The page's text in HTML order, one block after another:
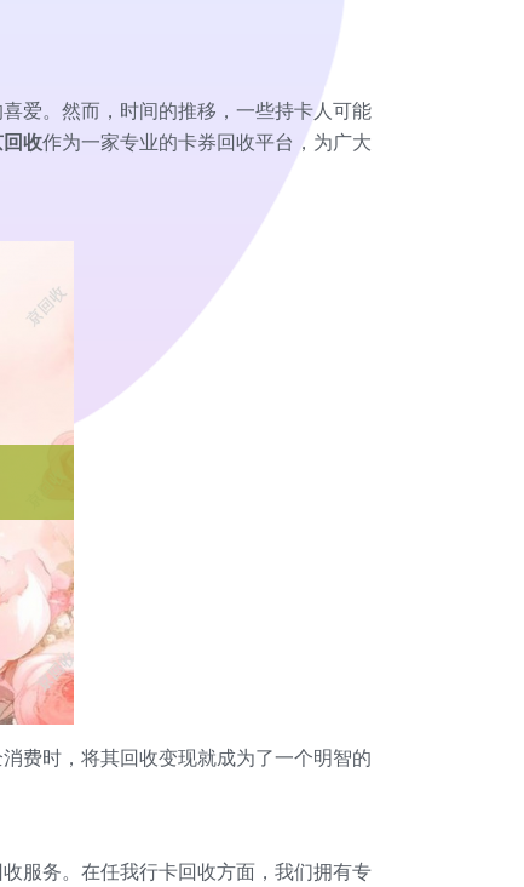
爱。然而，时间的推移，一些持卡人可能
收作为一家专业的卡券回收平台，为广大
费时，将其回收变现就成为了一个明智的
服务。在任我行卡回收方面，我们拥有专